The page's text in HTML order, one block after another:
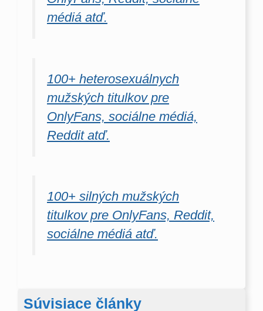
médiá atď.
100+ heterosexuálnych
mužských titulkov pre
OnlyFans, sociálne médiá,
Reddit atď.
100+ silných mužských
titulkov pre OnlyFans, Reddit,
sociálne médiá atď.
Súvisiace články